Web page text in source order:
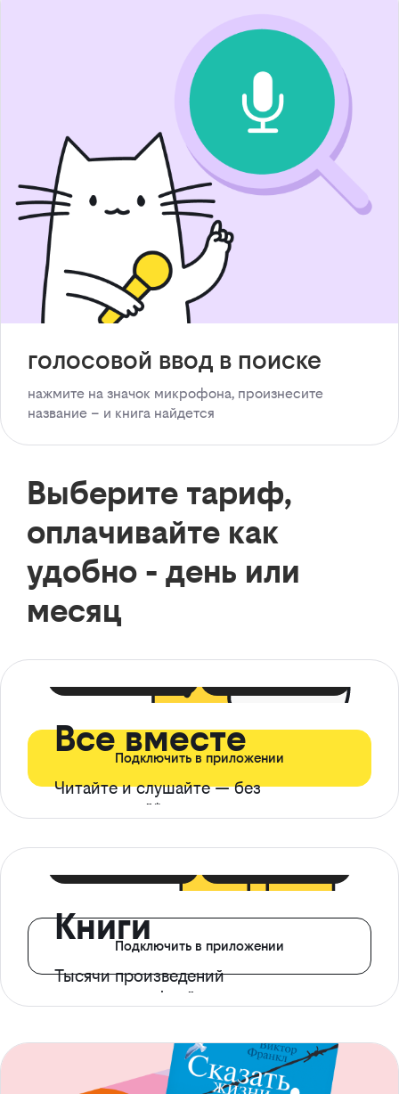
голосовой ввод в поиске
нажмите на значок микрофона, произнесите
название – и книга найдется
Выберите тариф,
оплачивайте как
удобно - день или
месяц
Все вместе
Читайте и слушайте — без
ограничений*
Подключить в приложении
Книги
Тысячи произведений
с доступом офлайн
Подключить в приложении